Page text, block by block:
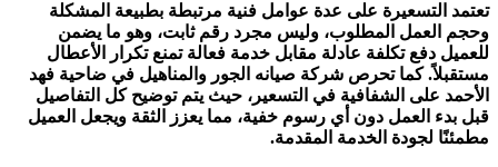
تعتمد التسعيرة على عدة عوامل فنية مرتبطة بطبيعة المشكلة
وحجم العمل المطلوب، وليس مجرد رقم ثابت، وهو ما يضمن
للعميل دفع تكلفة عادلة مقابل خدمة فعالة تمنع تكرار الأعطال
مستقبلاً. كما تحرص شركة صيانه الجور والمناهيل في ضاحية فهد
الأحمد على الشفافية في التسعير، حيث يتم توضيح كل التفاصيل
قبل بدء العمل دون أي رسوم خفية، مما يعزز الثقة ويجعل العميل
مطمئنًا لجودة الخدمة المقدمة.